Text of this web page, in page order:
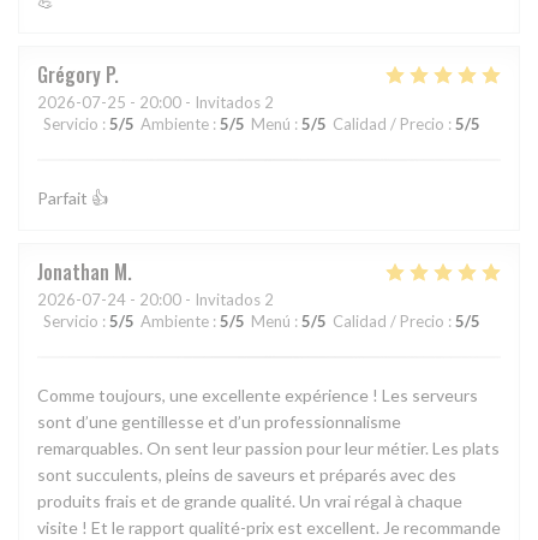
Grégory P
2026-07-25 - 20:00 - Invitados 2
Servicio : 5/5 Ambiente : 5/5 Menú : 5/5 Calidad / Precio : 5/5
Parfait 👍
Jonathan M
2026-07-24 - 20:00 - Invitados 2
Servicio : 5/5 Ambiente : 5/5 Menú : 5/5 Calidad / Precio : 5/5
Comme toujours, une excellente expérience ! Les serveurs
sont d’une gentillesse et d’un professionnalisme
remarquables. On sent leur passion pour leur métier. Les plats
sont succulents, pleins de saveurs et préparés avec des
produits frais et de grande qualité. Un vrai régal à chaque
visite ! Et le rapport qualité-prix est excellent. Je recommande